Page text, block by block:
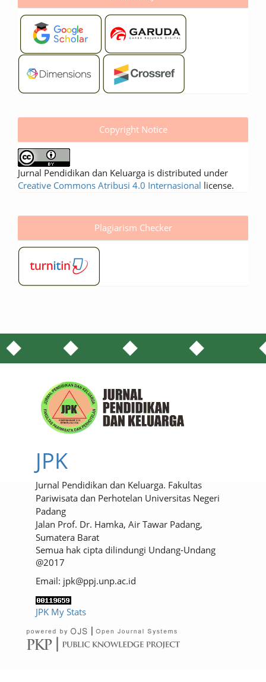
Copyright Notice
Jurnal Pendidikan dan Keluarga is distributed under
Creative Commons Atribusi 4.0 Internasional license.
Plagiarism Checker
JPK
Jurnal Pendidikan dan Keluarga. Fakultas
Pariwisata dan Perhotelan Universitas Negeri
Padang
Jalan Prof. Dr. Hamka, Air Tawar Padang,
Sumatera Barat
Semua hak cipta dilindungi Undang-Undang
@2017
Email: jpk@ppj.unp.ac.id
JPK My Stats